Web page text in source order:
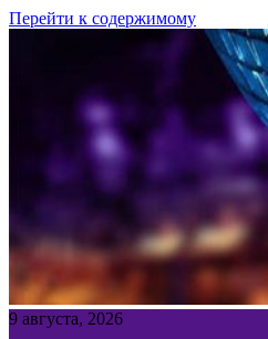
Перейти к содержимому
9 августа, 2026